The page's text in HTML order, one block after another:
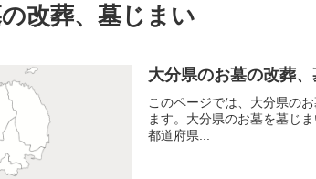
改葬、墓じまい
大分県のお墓の改葬
このページでは、大分県の
ます。大分県のお墓を墓じ
都道府県...